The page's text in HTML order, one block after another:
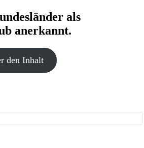
als
anerkannt.
den Inhalt